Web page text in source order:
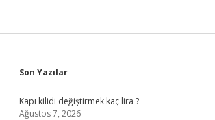
Sidebar
Son Yazılar
Kapı kilidi değiştirmek kaç lira ?
Ağustos 7, 2026